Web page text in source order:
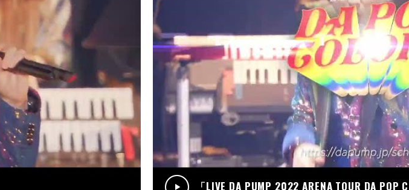
MAGAZINE
スペシャルブック『世界館』(KENZO)
07.19 RADIO
サンデーradio 調子 do～yo！！(KIMI/U-YEAH)
07.12 RADIO
サンデーradio 調子 do～yo！！(KIMI/U-YEAH)
「LIVE DA PUMP 2022 ARENA TOUR DA POP